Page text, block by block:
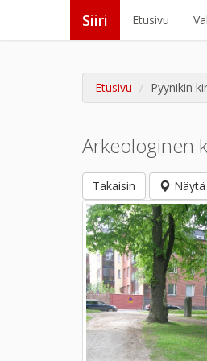
Siiri Etusivu
Etusivu Pyynikin
Arkeologinen
Takaisin